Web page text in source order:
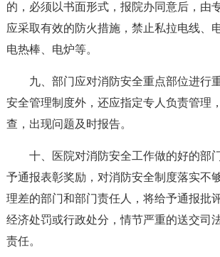
的，必须以书面形式，报院办同意后，由
应采取有效的防火措施，禁止私拉电线、
电热棒、电炉等。
九、部门应对消防安全重点部位进行
安全管理制度外，还应指定专人负责管理
查，出现问题及时报告。
十、医院对消防安全工作做的好的部
予通报表彰奖励，对消防安全制度落实不
理差的部门和部门责任人，将给予通报批
经济处罚或行政处分，情节严重的送交司
责任。